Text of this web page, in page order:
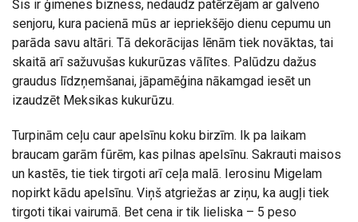
Šis ir ģimenes bizness, nedaudz patērzējam ar galveno
senjoru, kura pacienā mūs ar iepriekšējo dienu cepumu un
parāda savu altāri. Tā dekorācijas lēnām tiek novāktas, tai
skaitā arī sažuvušas kukurūzas vālītes. Palūdzu dažus
graudus līdzņemšanai, jāpamēģina nākamgad iesēt un
izaudzēt Meksikas kukurūzu.
Turpinām ceļu caur apelsīnu koku birzīm. Ik pa laikam
braucam garām fūrēm, kas pilnas apelsīnu. Sakrauti maisos
un kastēs, tie tiek tirgoti arī ceļa malā. Ierosinu Migelam
nopirkt kādu apelsīnu. Viņš atgriežas ar ziņu, ka augļi tiek
tirgoti tikai vairumā. Bet cena ir tik lieliska – 5 peso